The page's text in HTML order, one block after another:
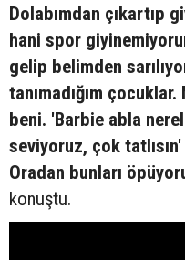
Dolabımdan çıkartıp
hani spor
gelip belimden
tanımadığım
beni. 'Barbie abla
seviyoruz, çok
Oradan bunları
konuştu.